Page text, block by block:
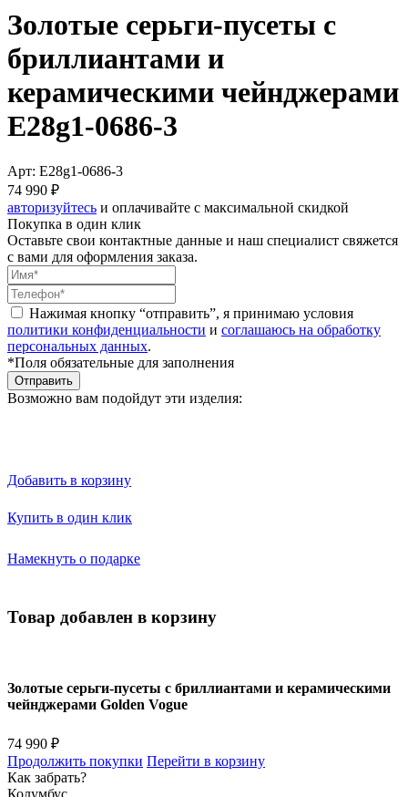
Золотые серьги-пусеты с
бриллиантами и
керамическими чейнджерами
E28g1-0686-3
Арт: E28g1-0686-3
74 990 ₽
авторизуйтесь и оплачивайте с максимальной скидкой
Покупка в один клик
Оставьте свои контактные данные и наш специалист свяжется
с вами для оформления заказа.
Нажимая кнопку “отправить”, я принимаю условия
политики конфиденциальности и соглашаюсь на обработку
персональных данных.
*Поля обязательные для заполнения
Отправить
Возможно вам подойдут эти изделия:
Добавить в корзину
Купить в один клик
Намекнуть о подарке
Товар добавлен в корзину
Золотые серьги-пусеты с бриллиантами и керамическими
чейнджерами Golden Vogue
74 990 ₽
Продолжить покупки Перейти в корзину
Как забрать?
Колумбус